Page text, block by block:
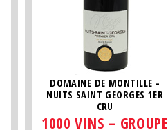
DOMAINE DE MONTILLE -
NUITS SAINT GEORGES 1ER
CRU
1000 VINS – GROUPE